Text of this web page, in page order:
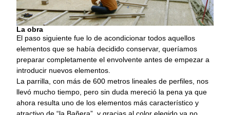
La obra
El paso siguiente fue lo de acondicionar todos aquellos
elementos que se había decidido conservar, queríamos
preparar completamente el envolvente antes de empezar a
introducir nuevos elementos.
La parrilla, con más de 600 metros lineales de perfiles, nos
llevó mucho tiempo, pero sin duda mereció la pena ya que
ahora resulta uno de los elementos más característico y